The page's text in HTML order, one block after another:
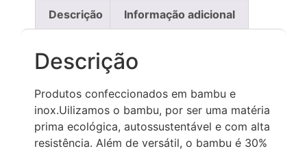
Descrição Informação adicional
Descrição
Produtos confeccionados em bambu e
inox.Uilizamos o bambu, por ser uma matéria
prima ecológica, autossustentável e com alta
resistência. Além de versátil, o bambu é 30%